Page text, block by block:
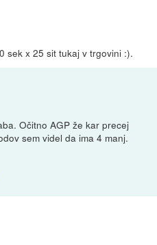
sek x 25 sit tukaj v trgovini :).
Očitno AGP že kar precej
sem videl da ima 4 manj.